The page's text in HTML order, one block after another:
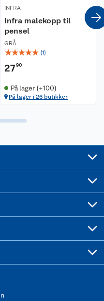
INFRA
Infra malekopp til
pensel
GRÅ
☆☆☆☆☆ (1)
2790
På lager (+100)
På lager i 26 butikker